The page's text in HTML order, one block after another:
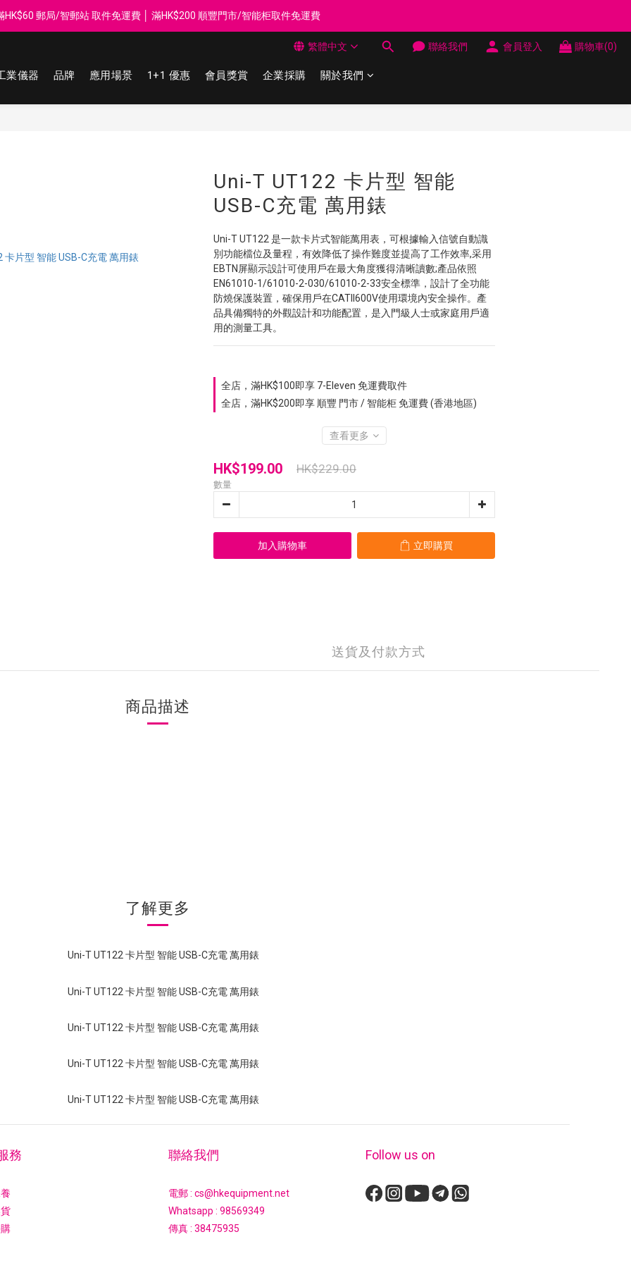
享每$50回贈$1 │ 滿HK$899 送 N-rit Campack Towel 吸汗毛巾 韓國制 送完即止
HK$60 郵局/智郵站 取件免運費 │ 滿HK$200 順豐門市/智能柜取件免運費
享每$50回贈$1 │ 滿HK$899 送 N-rit Campack Towel 吸汗毛巾 韓國制 送完即止
繁體中文 聯絡我們 會員登入 購物車(0)
業儀器 品牌 應用場景 1+1 優惠 會員獎賞 企業採購 關於我們
Uni-T UT122 卡片型 智能
USB-C充電 萬用錶
Uni-T UT122 是一款卡片式智能萬用表，可根據輸入信號自動識
別功能檔位及量程，有效降低了操作難度並提高了工作效率,采用
EBTN屏顯示設計可使用戶在最大角度獲得清晰讀數;產品依照
EN61010-1/61010-2-030/61010-2-33安全標準，設計了全功能
防燒保護裝置，確保用戶在CATII600V使用環境內安全操作。產
品具備獨特的外觀設計和功能配置，是入門級人士或家庭用戶適
用的測量工具。
全店，滿HK$100即享 7-Eleven 免運費取件
全店，滿HK$200即享 順豐 門市 / 智能柜 免運費 (香港地區)
查看更多
HK$199.00 HK$229.00
數量
加入購物車 立即購買
送貨及付款方式
商品描述
了解更多
務 聯絡我們
電郵 : cs@hkequipment.net
Whatsapp : 98569349
傳真 : 38475935
Follow us on